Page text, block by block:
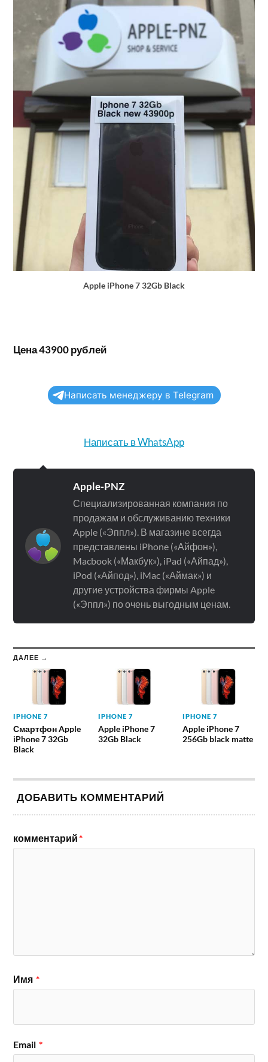
Apple iPhone 7 32Gb Black
Цена 43900 рублей
Написать менеджеру в Telegram
Написать в WhatsApp
Apple-PNZ
Специализированная компания по
продажам и обслуживанию техники
Apple («Эппл»). В магазине всегда
представлены iPhone («Айфон»),
Macbook («Макбук»), iPad («Айпад»),
iPod («Айпод»), iMac («Аймак») и
другие устройства фирмы Apple
(«Эппл») по очень выгодным ценам.
ДАЛЕЕ →
IPHONE 7
Смартфон Apple
iPhone 7 32Gb
Black
IPHONE 7
Apple iPhone 7
32Gb Black
IPHONE 7
Apple iPhone 7
256Gb black matte
ДОБАВИТЬ КОММЕНТАРИЙ
комментарий*
Имя *
Email *